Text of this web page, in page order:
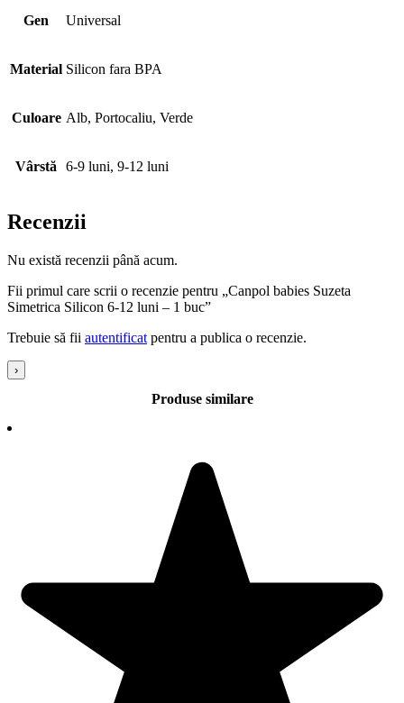
Gen Universal
Material Silicon fara BPA
Culoare Alb, Portocaliu, Verde
Vârstă 6-9 luni, 9-12 luni
Recenzii
Nu există recenzii până acum.
Fii primul care scrii o recenzie pentru „Canpol babies Suzeta
Simetrica Silicon 6-12 luni – 1 buc”
Trebuie să fii autentificat pentru a publica o recenzie.
›
Produse similare